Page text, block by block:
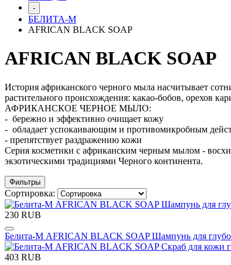
-
БЕЛИТА-М
AFRICAN BLACK SOAP
AFRICAN BLACK SOAP
История африканского черного мыла насчитывает
растительного происхождения: какао-бобов, орехов
АФРИКАНСКОЕ ЧЕРНОЕ МЫЛО:
- бережно и эффективно очищает кожу
- обладает успокаивающим и противомикробным
- препятствует раздражению кожи
Серия косметики с африканским черным мылом -
экзотическими традициями Черного континента.
Фильтры
Сортировка:
230 RUB
Белита-М AFRICAN BLACK SOAP Шампунь для
403 RUB